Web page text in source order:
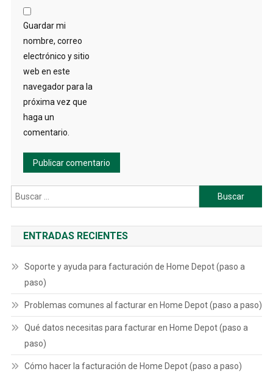
Guardar mi
nombre, correo
electrónico y sitio
web en este
navegador para la
próxima vez que
haga un
comentario.
Buscar:
ENTRADAS RECIENTES
Soporte y ayuda para facturación de Home Depot (paso a
paso)
Problemas comunes al facturar en Home Depot (paso a paso)
Qué datos necesitas para facturar en Home Depot (paso a
paso)
Cómo hacer la facturación de Home Depot (paso a paso)